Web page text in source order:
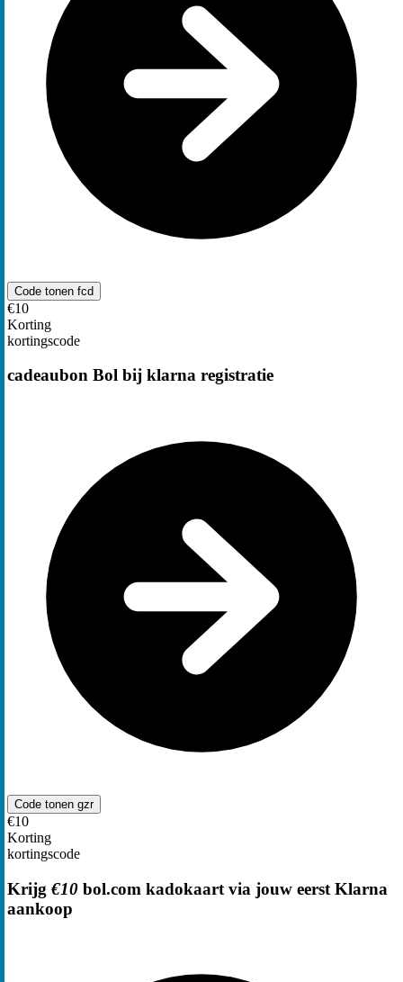
Code tonen fcd
€10
Korting
kortingscode
cadeaubon Bol bij klarna registratie
Code tonen gzr
€10
Korting
kortingscode
Krijg €10 bol.com kadokaart via jouw eerst Klarna
aankoop